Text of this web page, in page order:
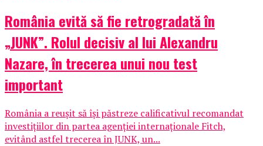
România evită să fie retrogradată în
„JUNK”. Rolul decisiv al lui Alexandru
Nazare, în trecerea unui nou test
important
România a reușit să își păstreze calificativul recomandat
investițiilor din partea agenției internaționale Fitch,
evitând astfel trecerea în JUNK, un...